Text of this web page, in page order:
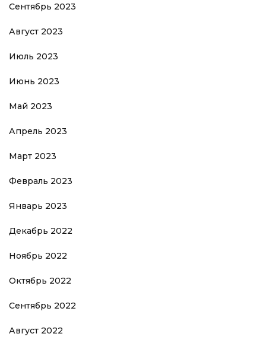
Сентябрь 2023
Август 2023
Июль 2023
Июнь 2023
Май 2023
Апрель 2023
Март 2023
Февраль 2023
Январь 2023
Декабрь 2022
Ноябрь 2022
Октябрь 2022
Сентябрь 2022
Август 2022